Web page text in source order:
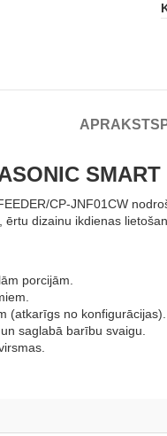
APRAKSTS
SMART
CP-JNF01CW
dizainu ikdienas
porcijām.
(atkarīgs no konfigurācijas).
saglabā barību svaigu.